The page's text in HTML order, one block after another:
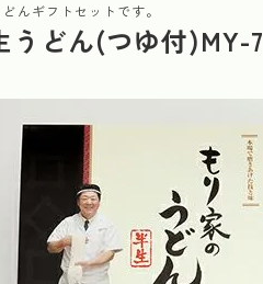
んギフトセットです。
うどん(つゆ付)MY-7